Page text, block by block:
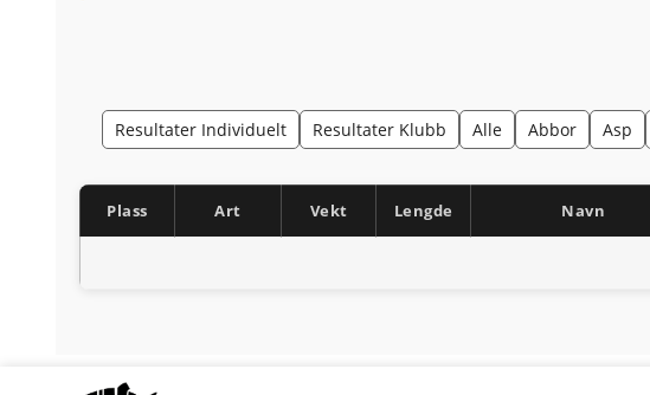
Resultater Individuelt Resultater Klubb Alle Abbor Asp
Plass Art Vekt Lengde Navn